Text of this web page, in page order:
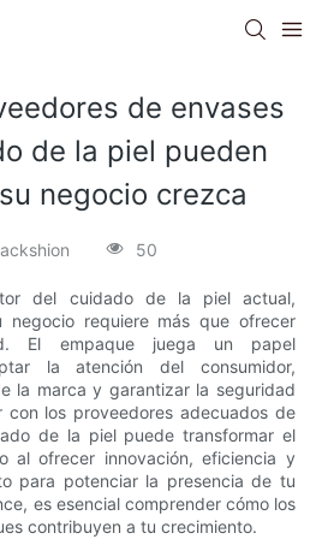
de envases
de la piel pueden
negocio crezca
50
del cuidado de la piel actual,
requiere más que ofrecer
El empaque juega un papel
la atención del consumidor,
la marca y garantizar la seguridad
con los proveedores adecuados de
de la piel puede transformar el
al ofrecer innovación, eficiencia y
para potenciar la presencia de tu
es esencial comprender cómo los
contribuyen a tu crecimiento.